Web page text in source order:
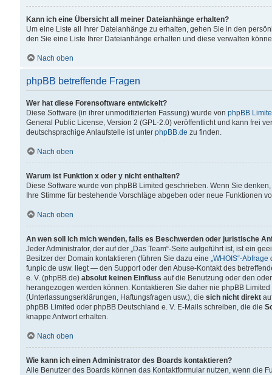
Kann ich eine Übersicht all meiner Dateianhänge erhalten?
Um eine Liste all Ihrer Dateianhänge zu erhalten, gehen Sie in den
den Sie eine Liste Ihrer Dateianhänge erhalten und diese verwalten
Nach oben
phpBB betreffende Fragen
Wer hat diese Forensoftware entwickelt?
Diese Software (in ihrer unmodifizierten Fassung) wurde von phpBB
General Public License, Version 2 (GPL-2.0) veröffentlicht und kann frei
deutschsprachige Anlaufstelle ist unter phpBB.de zu finden.
Nach oben
Warum ist Funktion x oder y nicht enthalten?
Diese Software wurde von phpBB Limited geschrieben. Wenn Sie
Ihre Stimme für bestehende Vorschläge abgeben oder neue Funktionen
Nach oben
An wen soll ich mich wenden, falls es Beschwerden oder juristische
Jeder Administrator, der auf der „Das Team“-Seite aufgeführt ist, ist ein
Besitzer der Domain kontaktieren (führen Sie dazu eine „WHOIS“-Abfrage
funpic.de usw. liegt — den Support oder den Abuse-Kontakt des
e. V. (phpBB.de) absolut keinen Einfluss auf die Benutzung oder den
herangezogen werden können. Kontaktieren Sie daher nie phpBB
(Unterlassungserklärungen, Haftungsfragen usw.), die sich nicht direkt
phpBB Limited oder phpBB Deutschland e. V. E-Mails schreiben, die die
knappe Antwort erhalten.
Nach oben
Wie kann ich einen Administrator des Boards kontaktieren?
Alle Benutzer des Boards können das Kontaktformular nutzen, wenn die